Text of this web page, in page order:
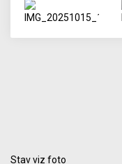
Stav viz foto